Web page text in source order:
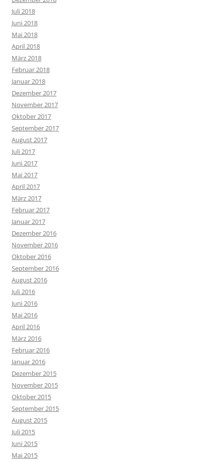
Juli 2018
Juni 2018
Mai 2018
April 2018
März 2018
Februar 2018
Januar 2018
Dezember 2017
November 2017
Oktober 2017
September 2017
August 2017
Juli 2017
Juni 2017
Mai 2017
April 2017
März 2017
Februar 2017
Januar 2017
Dezember 2016
November 2016
Oktober 2016
September 2016
August 2016
Juli 2016
Juni 2016
Mai 2016
April 2016
März 2016
Februar 2016
Januar 2016
Dezember 2015
November 2015
Oktober 2015
September 2015
August 2015
Juli 2015
Juni 2015
Mai 2015